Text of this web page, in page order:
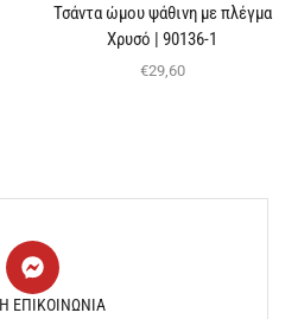
Τσάντα ώμου ψάθινη με πλέγμα
Χρυσό | 90136-1
€29,60
ΕΠΙΚΟΙΝΩΝΙΑ